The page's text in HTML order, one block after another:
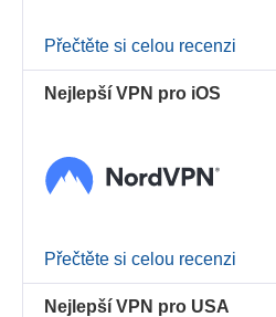
Přečtěte si celou recenzi
Nejlepší VPN pro iOS
Přečtěte si celou recenzi
Nejlepší VPN pro USA